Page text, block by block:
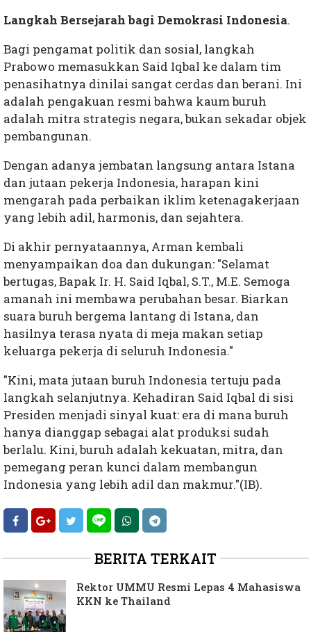
Langkah Bersejarah bagi Demokrasi Indonesia.
Bagi pengamat politik dan sosial, langkah
Prabowo memasukkan Said Iqbal ke dalam tim
penasihatnya dinilai sangat cerdas dan berani. Ini
adalah pengakuan resmi bahwa kaum buruh
adalah mitra strategis negara, bukan sekadar objek
pembangunan.
Dengan adanya jembatan langsung antara Istana
dan jutaan pekerja Indonesia, harapan kini
mengarah pada perbaikan iklim ketenagakerjaan
yang lebih adil, harmonis, dan sejahtera.
Di akhir pernyataannya, Arman kembali
menyampaikan doa dan dukungan: "Selamat
bertugas, Bapak Ir. H. Said Iqbal, S.T., M.E. Semoga
amanah ini membawa perubahan besar. Biarkan
suara buruh bergema lantang di Istana, dan
hasilnya terasa nyata di meja makan setiap
keluarga pekerja di seluruh Indonesia."
"Kini, mata jutaan buruh Indonesia tertuju pada
langkah selanjutnya. Kehadiran Said Iqbal di sisi
Presiden menjadi sinyal kuat: era di mana buruh
hanya dianggap sebagai alat produksi sudah
berlalu. Kini, buruh adalah kekuatan, mitra, dan
pemegang peran kunci dalam membangun
Indonesia yang lebih adil dan makmur."(IB).
BERITA TERKAIT
Rektor UMMU Resmi Lepas 4 Mahasiswa
KKN ke Thailand